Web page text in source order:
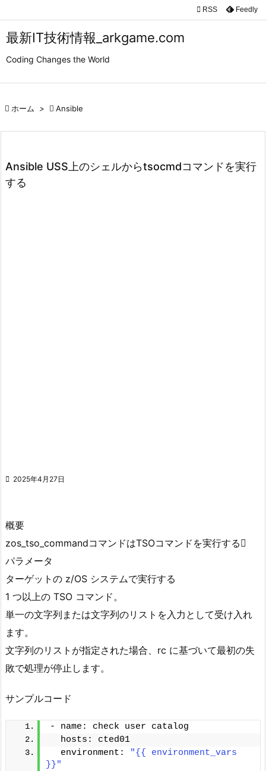
最新IT技術情報_arkgame.com
Coding Changes the World


検索
 RSS Feedly
 ホーム >  Ansible
Ansible USS上のシェルからtsocmdコマンドを実行
する
 2025年4月27日
概要
zos_tso_commandコマンドはTSOコマンドを実行する
パラメータ
ターゲットの z/OS システムで実行する
1 つ以上の TSO コマンド。
単一の文字列または文字列のリストを入力として受け入れ
ます。
文字列のリストが指定された場合、rc に基づいて最初の失
敗で処理が停止します。
サンプルコード
- name: check user catalog
  hosts: cted01
  environment:
"{{ environment_vars
}}"